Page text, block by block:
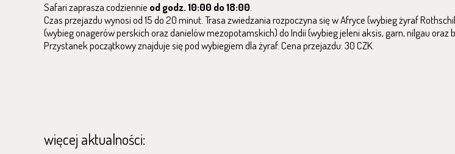
Safari zaprasza codziennie od godz. 10:00 do 18:00
Czas przejazdu wynosi od 15 do 20 minut. Trasa zwiedzania rozpoczyna się w Afryce (wybieg żyraf
(wybieg onagerów perskich oraz danielów mezopotamskich) do Indii (wybieg jeleni aksis, garn, nilgauoraz
Przystanek początkowy znajduje się pod wybiegiem dla żyraf. Cena przejazdu: 30 CZK.
więcej aktualności: